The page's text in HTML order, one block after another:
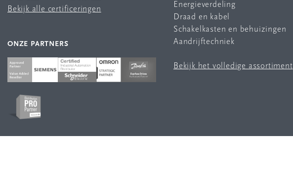
Bekijk alle certificeringen
ONZE PARTNERS
Energieverdeling
Draad en kabel
Schakelkasten en behuizingen
Aandrijftechniek
Bekijk het volledige assortiment